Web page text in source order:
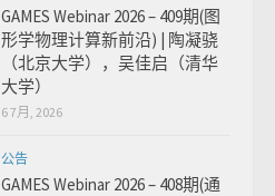
GAMES Webinar 2026 – 409期(图
形学物理计算新前沿) | 陶凝骁
（北京大学），吴佳启（清华
大学）
6 7月, 2026
公告
GAMES Webinar 2026 – 408期(通